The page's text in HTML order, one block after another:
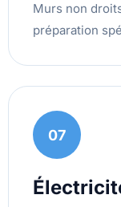
Murs non
préparation
07